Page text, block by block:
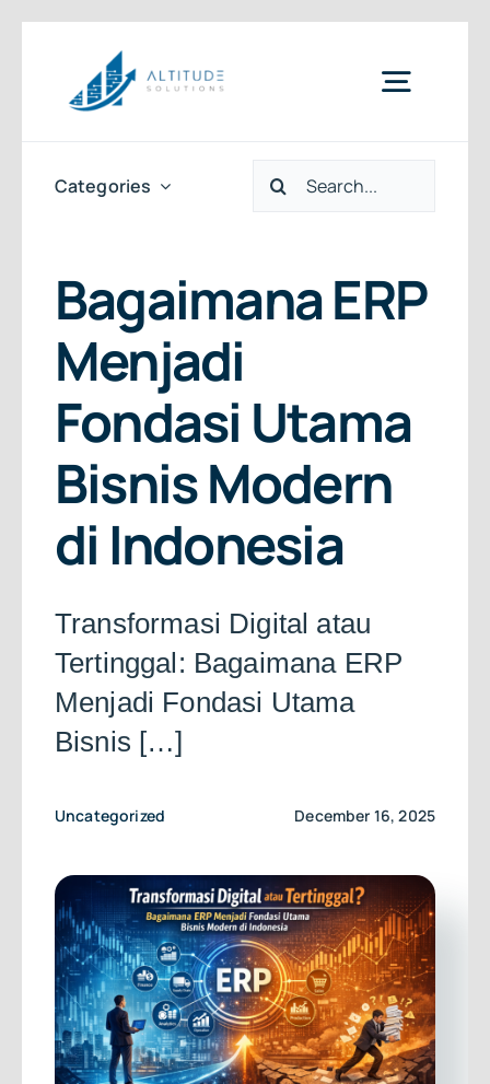
content
Toggle
Home
Services
Clients
About Us
Categories
Search
Bagaimana ERP
Menjadi
Fondasi Utama
Bisnis Modern
di Indonesia
Transformasi Digital atau
Tertinggal: Bagaimana ERP
Menjadi Fondasi Utama
Bisnis […]
Uncategorized December 16, 2025